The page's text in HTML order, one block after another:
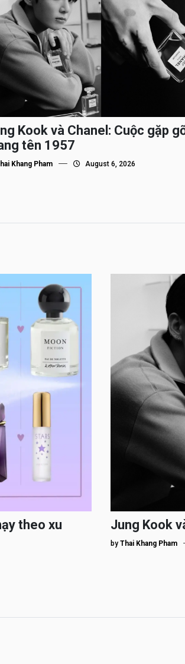
Kook và Chanel: Cuộc gặp
tên 1957
Khang Pham August 6, 2026
theo xu
Jung Kook
by Thai Khang Pham